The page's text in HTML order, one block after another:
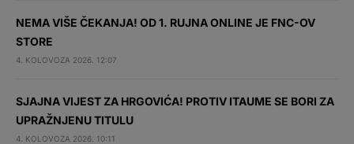
NEMA VIŠE ČEKANJA! OD 1. RUJNA ONLINE JE FNC-OV
STORE
4. KOLOVOZA 2026. 12:07
SJAJNA VIJEST ZA HRGOVIĆA! PROTIV ITAUME SE BORI ZA
UPRAŽNJENU TITULU
4. KOLOVOZA 2026. 10:11